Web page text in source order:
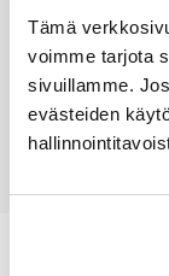
Tämä
voimme tarjota
sivuillamme.
evästeiden